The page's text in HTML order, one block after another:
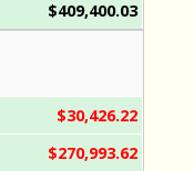
$409,400.03
$30,426.22
$270,993.62